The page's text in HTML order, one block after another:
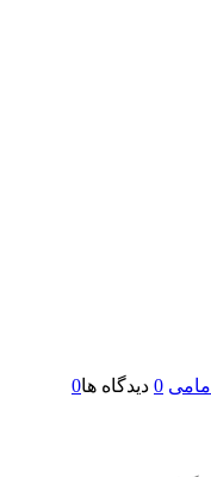
امامی 0 دیدگاه ها0